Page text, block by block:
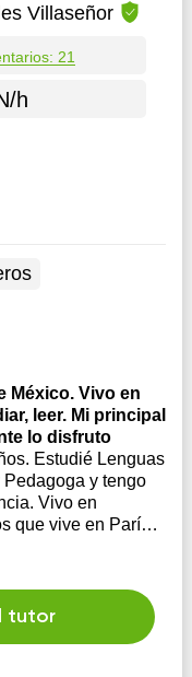
Villaseñor
21
h
México. Vivo en
leer. Mi principal
lo disfruto
Estudié Lenguas
y tengo
en
que vive en París.
Certificación.
español pa...
tutor